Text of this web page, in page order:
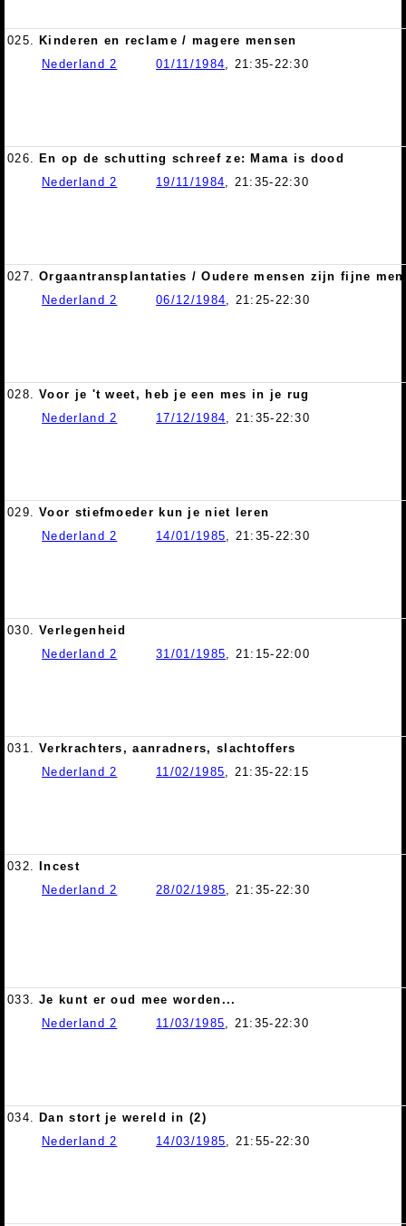
025. Kinderen en reclame / magere mensen
Nederland 2
01/11/1984, 21:35-22:30
026. En op de schutting schreef ze: Mama is dood
Nederland 2
19/11/1984, 21:35-22:30
027. Orgaantransplantaties / Oudere mensen zijn fijne
Nederland 2
06/12/1984, 21:25-22:30
028. Voor je 't weet, heb je een mes in je rug
Nederland 2
17/12/1984, 21:35-22:30
029. Voor stiefmoeder kun je niet leren
Nederland 2
14/01/1985, 21:35-22:30
030. Verlegenheid
Nederland 2
31/01/1985, 21:15-22:00
031. Verkrachters, aanradners, slachtoffers
Nederland 2
11/02/1985, 21:35-22:15
032.
Incest
Nederland 2
28/02/1985, 21:35-22:30
033. Je kunt er oud mee worden...
Nederland 2
11/03/1985, 21:35-22:30
034. Dan stort je wereld in (2)
Nederland 2
14/03/1985, 21:55-22:30